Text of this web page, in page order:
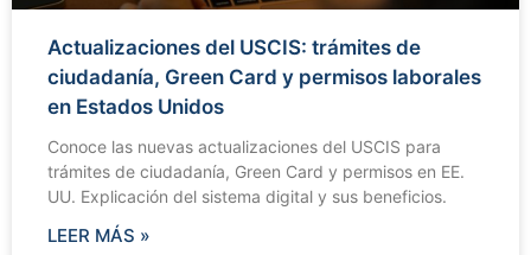
Actualizaciones del USCIS: trámites de
ciudadanía, Green Card y permisos laborales
en Estados Unidos
Conoce las nuevas actualizaciones del USCIS para
trámites de ciudadanía, Green Card y permisos en EE.
UU. Explicación del sistema digital y sus beneficios.
LEER MÁS »